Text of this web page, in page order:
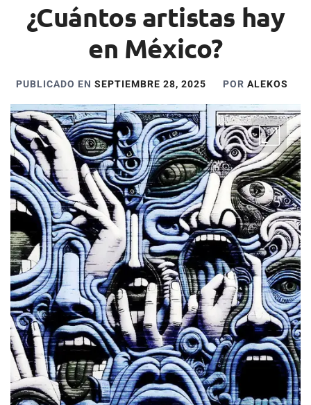
¿Cuántos artistas hay
en México?
PUBLICADO EN SEPTIEMBRE 28, 2025 POR ALEKOS